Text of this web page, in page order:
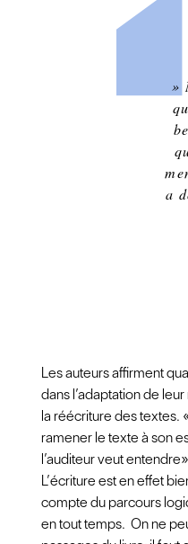
»
a
Les auteurs affirment
dans l’adaptation de
la réécriture des textes.
ramener le texte à son
l’auditeur veut
L’écriture est en effet
compte du parcours
en tout temps. On ne